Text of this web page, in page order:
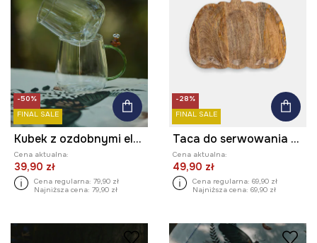
-50%
FINAL SALE
Kubek z ozdobnymi elementami (2-pack)
Cena aktualna:
39,90 zł
Cena regularna: 79,90 zł
Najniższa cena: 79,90 zł
-28%
FINAL SALE
Taca do serwowania drewniana - dynia
Cena aktualna:
49,90 zł
Cena regularna: 69,90 zł
Najniższa cena: 69,90 zł